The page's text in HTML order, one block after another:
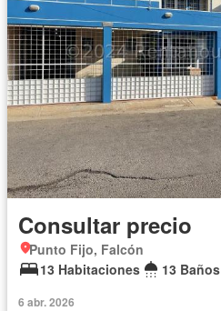
Consultar precio
Punto Fijo, Falcón
13 Habitaciones
13 Baños
6 abr. 2026